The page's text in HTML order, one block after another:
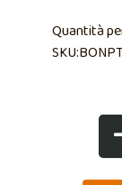
Quantità